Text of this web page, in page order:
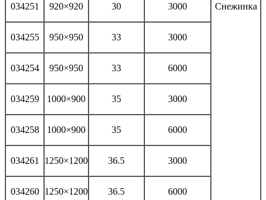
Снежинка
034251 920×920 30 3000
034255 950×950 33 3000
034254 950×950 33 6000
034259 1000×900 35 3000
034258 1000×900 35 6000
034261 1250×1200 36.5 3000
034260 1250×1200 36.5 6000